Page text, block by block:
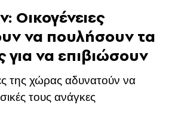
Οικογένειες
να πουλήσουν τα
για να επιβιώσουν
της χώρας αδυνατούν να
τους ανάγκες